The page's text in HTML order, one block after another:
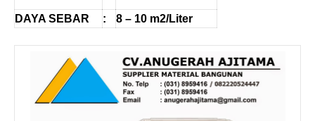
DAYA SEBAR : 8 – 10 m2/Liter